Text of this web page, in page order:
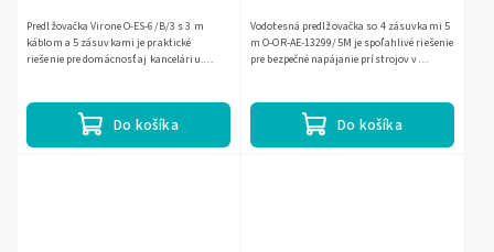
Do košíka
Predlžovačka Virone O-ES-6/B/3 s 3 m
káblom a 5 zásuvkami je praktické
riešenie pre domácnosť aj kanceláriu.
Do košíka
Vodotesná predlžovačka so 4 zásuvkami 5
m O-OR-AE-13299/5M je spoľahlivé riešenie
pre bezpečné napájanie prístrojov v